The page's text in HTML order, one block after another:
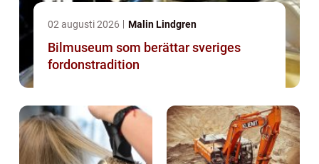
02 augusti 2026 Malin Lindgren
Bilmuseum som berättar sveriges
fordonstradition